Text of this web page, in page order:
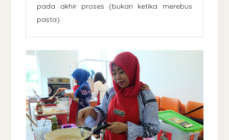
pada akhir proses (bukan ketika merebus
pasta).